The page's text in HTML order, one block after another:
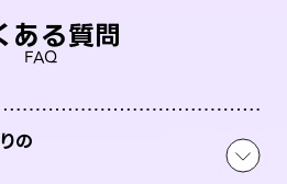
ある質問
FAQ
の